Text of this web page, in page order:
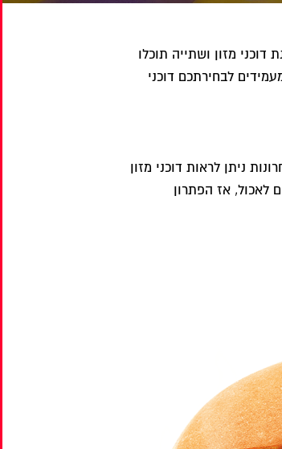
מזון ושתייה תוכלו
לבחירתכם דוכני
ניתן לראות דוכני מזון
לאכול, אז הפתרון